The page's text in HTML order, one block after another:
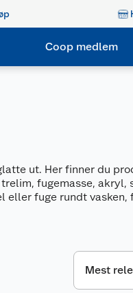
Coop medlem
ut. Her finner du
fugemasse, akryl,
eller fuge rundt vasken,